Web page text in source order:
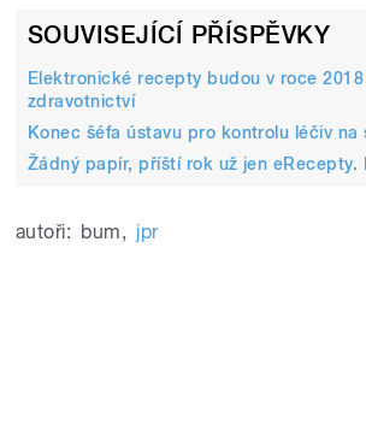
SOUVISEJÍCÍ PŘÍSPĚVKY
Elektronické recepty budou v roce
zdravotnictví
Konec šéfa ústavu pro kontrolu léčiv
Žádný papír, příští rok už jen
autoři: bum, jpr